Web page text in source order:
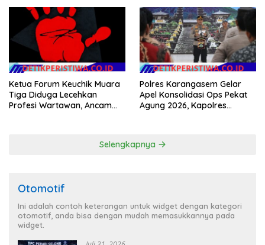
Ketua Forum Keuchik Muara
Tiga Diduga Lecehkan
Profesi Wartawan, Ancam
Polres Karangasem Gelar
Apel Konsolidasi Ops Pekat
Agung 2026, Kapolres
Selengkapnya
Otomotif
Ini adalah contoh keterangan untuk widget dengan kategori
otomotif, anda bisa dengan mudah memasukkannya pada
widget.